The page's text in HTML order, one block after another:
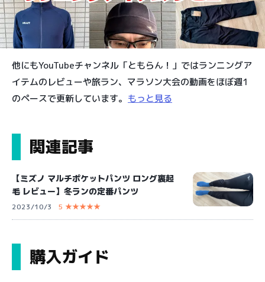
他にもYouTubeチャンネル「ともらん！」ではランニングア
イテムのレビューや旅ラン、マラソン大会の動画をほぼ週1
のペースで更新しています。 もっと見る
関連記事
【ミズノ マルチポケットパンツ ロング裏起
毛 レビュー】冬ランの定番パンツ
2023/10/3 5 ★★★★★
購入ガイド